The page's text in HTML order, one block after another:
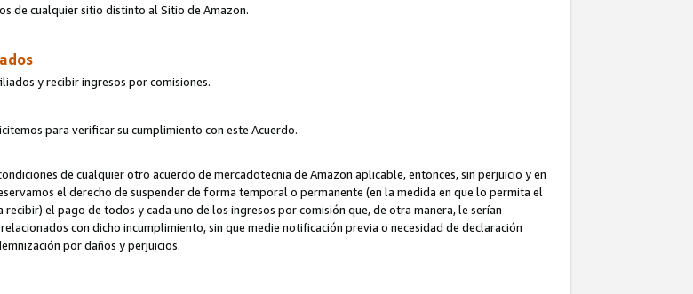
de cualquier sitio distinto al Sitio de Amazon.
y recibir ingresos por comisiones.
para verificar su cumplimiento con este Acuerdo.
de cualquier otro acuerdo de mercadotecnia de Amazon aplicable, entonces, sin perjuicio y en
el derecho de suspender de forma temporal o permanente (en la medida en que lo permita el
el pago de todos y cada uno de los ingresos por comisión que, de otra manera, le serían
con dicho incumplimiento, sin que medie notificación previa o necesidad de declaración
por daños y perjuicios.